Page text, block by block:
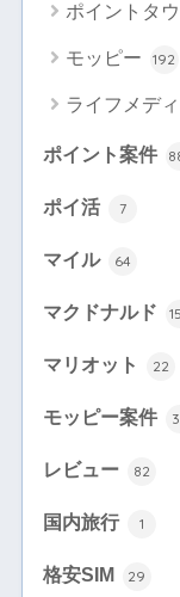
ポイントタ
モッピー 192
ライフメデ
ポイント案件
ポイ活 7
マイル 64
マクドナルド
マリオット 22
モッピー案件
レビュー 82
国内旅行 1
格安SIM 29